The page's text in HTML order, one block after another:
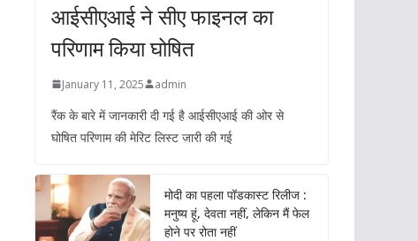
आईसीएआई ने सीए फाइनल का
परिणाम किया घोषित
January 11, 2025 admin
रैंक के बारे में जानकारी दी गई है आईसीएआई की ओर से
घोषित परिणाम की मेरिट लिस्ट जारी की गई
मोदी का पहला पॉडकास्ट रिलीज :
मनुष्य हूं, देवता नहीं, लेकिन मैं फेल
होने पर रोता नहीं